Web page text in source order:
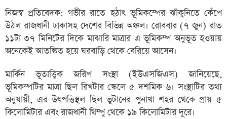
নিজস্ব প্রতিবেদক: গভীর রাতে হঠাৎ ভূমিকম্পের ঝাঁকুনিতে কেঁপে
উঠল রাজধানী ঢাকাসহ দেশের বিভিন্ন অঞ্চল। রোববার (৭ জুন) রাত
১১টা ৩৭ মিনিটের দিকে মাঝারি মাত্রার এ ভূমিকম্প অনুভূত হওয়ায়
অনেকেই আতঙ্কিত হয়ে ঘরবাড়ি থেকে বেরিয়ে আসেন।
মার্কিন ভূতাত্ত্বিক জরিপ সংস্থা (ইউএসজিএস) জানিয়েছে,
ভূমিকম্পটির মাত্রা ছিল রিখটার স্কেলে ৫ দশমিক ৬। সংস্থাটির তথ্য
অনুযায়ী, এর উৎপত্তিস্থল ছিল ভুটানের পুনাখা শহর থেকে প্রায় ৫
কিলোমিটার এবং রাজধানী থিম্পু থেকে ১৯ কিলোমিটার দূরে।